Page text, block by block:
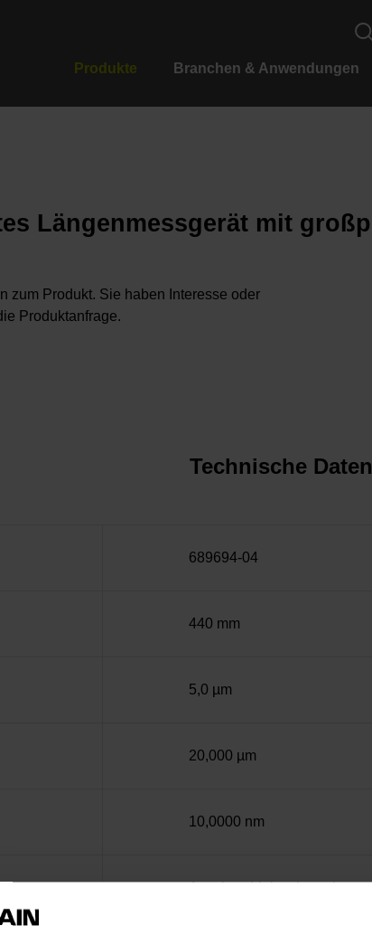
Produkte Branchen & Anwendungen
Längenmessgerät mit
zum Produkt. Sie haben Interesse oder
Produktanfrage.
Technische Daten
689694-04
440 mm
5,0 µm
20,000 µm
10,0000 nm
Anschraubleiste integriert